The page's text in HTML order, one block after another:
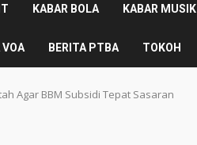
KABAR BOLA KABAR MUSIK
VOA BERITA PTBA TOKOH
Agar BBM Subsidi Tepat Sasaran